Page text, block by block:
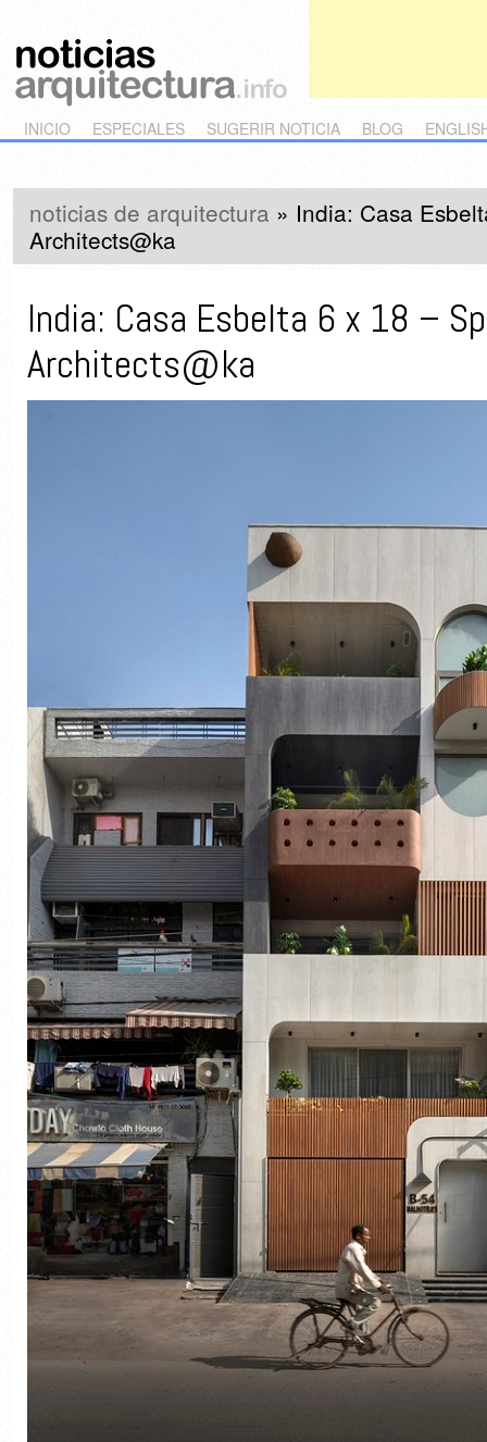
Main menu
Skip to primary content
Skip to secondary content
INICIO ESPECIALES SUGERIR NOTICIA BLOG
noticias de arquitectura » India: Casa
Architects@ka
India: Casa Esbelta 6 x 18 –
Architects@ka